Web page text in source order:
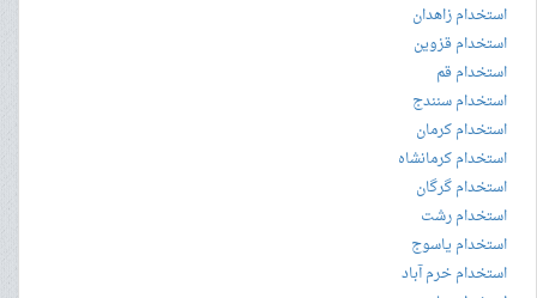
استخدام زاهدان
استخدام قزوین
استخدام قم
استخدام سنندج
استخدام کرمان
استخدام کرمانشاه
استخدام گرگان
استخدام رشت
استخدام یاسوج
استخدام خرم آباد